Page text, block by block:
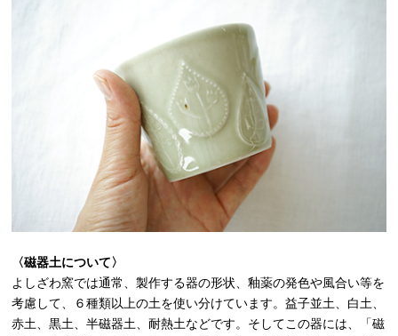
〈磁器土について〉
よしざわ窯では通常、製作する器の形状、釉薬の発色や風合い等を
考慮して、６種類以上の土を使い分けています。益子並土、白土、
赤土、黒土、半磁器土、耐熱土などです。そしてこの器には、「磁